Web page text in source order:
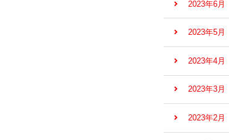
2023年6月
2023年5月
2023年4月
2023年3月
2023年2月